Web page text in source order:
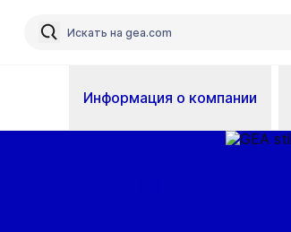
Информация о компании